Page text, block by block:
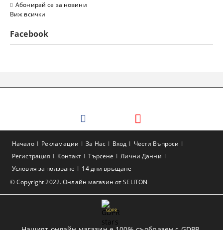
Абонирай се за новини
Виж всички
Facebook
© Copyright 2022. Онлайн магазин от SELITON
Начало Рекламации За Нас Вход
Чести Въпроси
Регистрация
Контакт Търсене
Лични Данни
Условия за ползване
14 дни връщане
GDPR